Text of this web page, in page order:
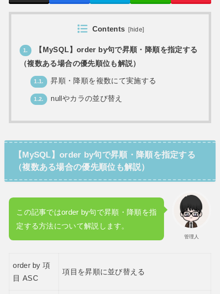
Contents [hide]
1.
【MySQL】order by句で昇順・降順を指定する
（複数ある場合の優先順位も解説）
1.1. 昇順・降順を複数にて実施する
1.2. nullやカラの並び替え
【MySQL】order by句で昇順・降順を指定する
（複数ある場合の優先順位も解説）
管理人
この記事ではorder by句で昇順・降順を指
定する方法について解説します。
order by 項
目 ASC
項目を昇順に並び替える